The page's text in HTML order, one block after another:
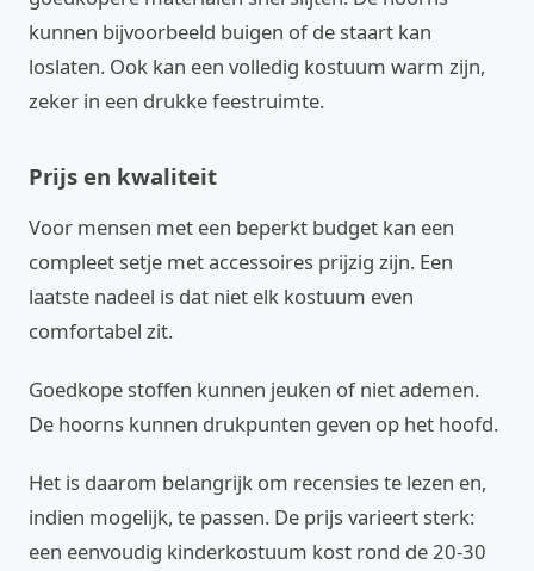
kunnen bijvoorbeeld buigen of de staart kan
loslaten. Ook kan een volledig kostuum warm zijn,
zeker in een drukke feestruimte.
Prijs en kwaliteit
Voor mensen met een beperkt budget kan een
compleet setje met accessoires prijzig zijn. Een
laatste nadeel is dat niet elk kostuum even
comfortabel zit.
Goedkope stoffen kunnen jeuken of niet ademen.
De hoorns kunnen drukpunten geven op het hoofd.
Het is daarom belangrijk om recensies te lezen en,
indien mogelijk, te passen. De prijs varieert sterk:
een eenvoudig kinderkostuum kost rond de 20-30